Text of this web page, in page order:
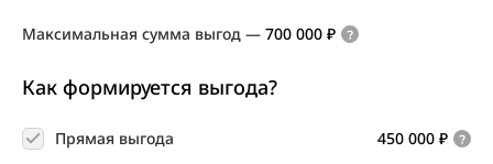
Максимальная сумма выгод — 700 000 ₽
Как формируется выгода?
450 000 ₽
Прямая выгода